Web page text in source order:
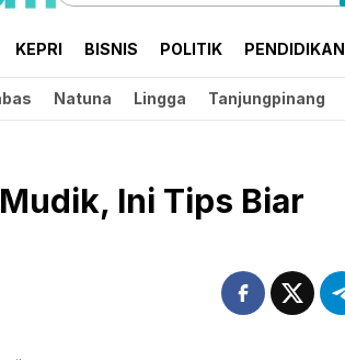
KEPRI BISNIS POLITIK PENDIDIKAN
Natuna Lingga Tanjungpinang
Ini Tips Biar